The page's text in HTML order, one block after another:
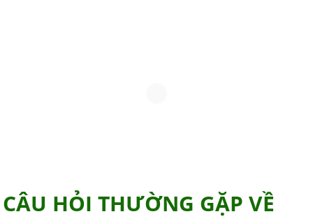
CÂU HỎI THƯỜNG GẶP VỀ